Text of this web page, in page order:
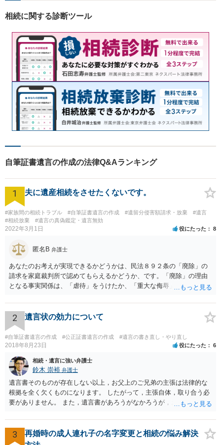
相続に関する診断ツール
自筆証書遺言の作成の法律Q&Aランキング
1 夫に遺産相続をさせたくないです。
#家族間の相続トラブル #自筆証書遺言の作成 #遺留分侵害額請求・放棄
#遺言
#相続放棄
#遺言の真偽鑑定・遺言無効
2022年3月1日 役にたった 8
匿名B 弁護士
あなたのお考えが実現できるかどうかは、民法８９２条の「廃除」の
請求を家庭裁判所で認めてもらえるかどうか、です。「廃除」の理由
となる事実関係は、「虐待」をうけたか、「重大な侮辱」を受けた
「廃除」は遺言でも可能です（民法８９３条）。 弁護士に具体的な事
情を話して相談して、「廃除」が可能か、実際に法律相談を受けるこ
とをお勧めします。
2 遺言状の効力について
#自筆証書遺言の作成 #公正証書遺言の作成 #遺言の書き直し・やり直し
2018年8月23日 役にたった 6
相続・遺言に強い弁護士
鈴木 崇裕 弁護士
遺言書そのものが存在しない以上，お父上のご兄弟の主張は法律的な
根拠を全く欠くものになります。 したがって，主張自体，取り合う必
要がありません。 また，遺言書があろうがなかろうが，お父上のご兄
ご回答にもありますが， 代理人弁護士をたてて，その弁護士から相手
方に対して， ・相続に関する主張は法的根拠がなく，一切応じないこ
と ・今後一切の連絡をしてこないでほしいこと ・連絡を継続してくる
3
再婚時の成人連れ子の名字変更と相続の悩み解決